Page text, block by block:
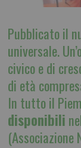
Pubblicato il
universale.
civico e di
di età
In tutto il
disponibili
(Associazione